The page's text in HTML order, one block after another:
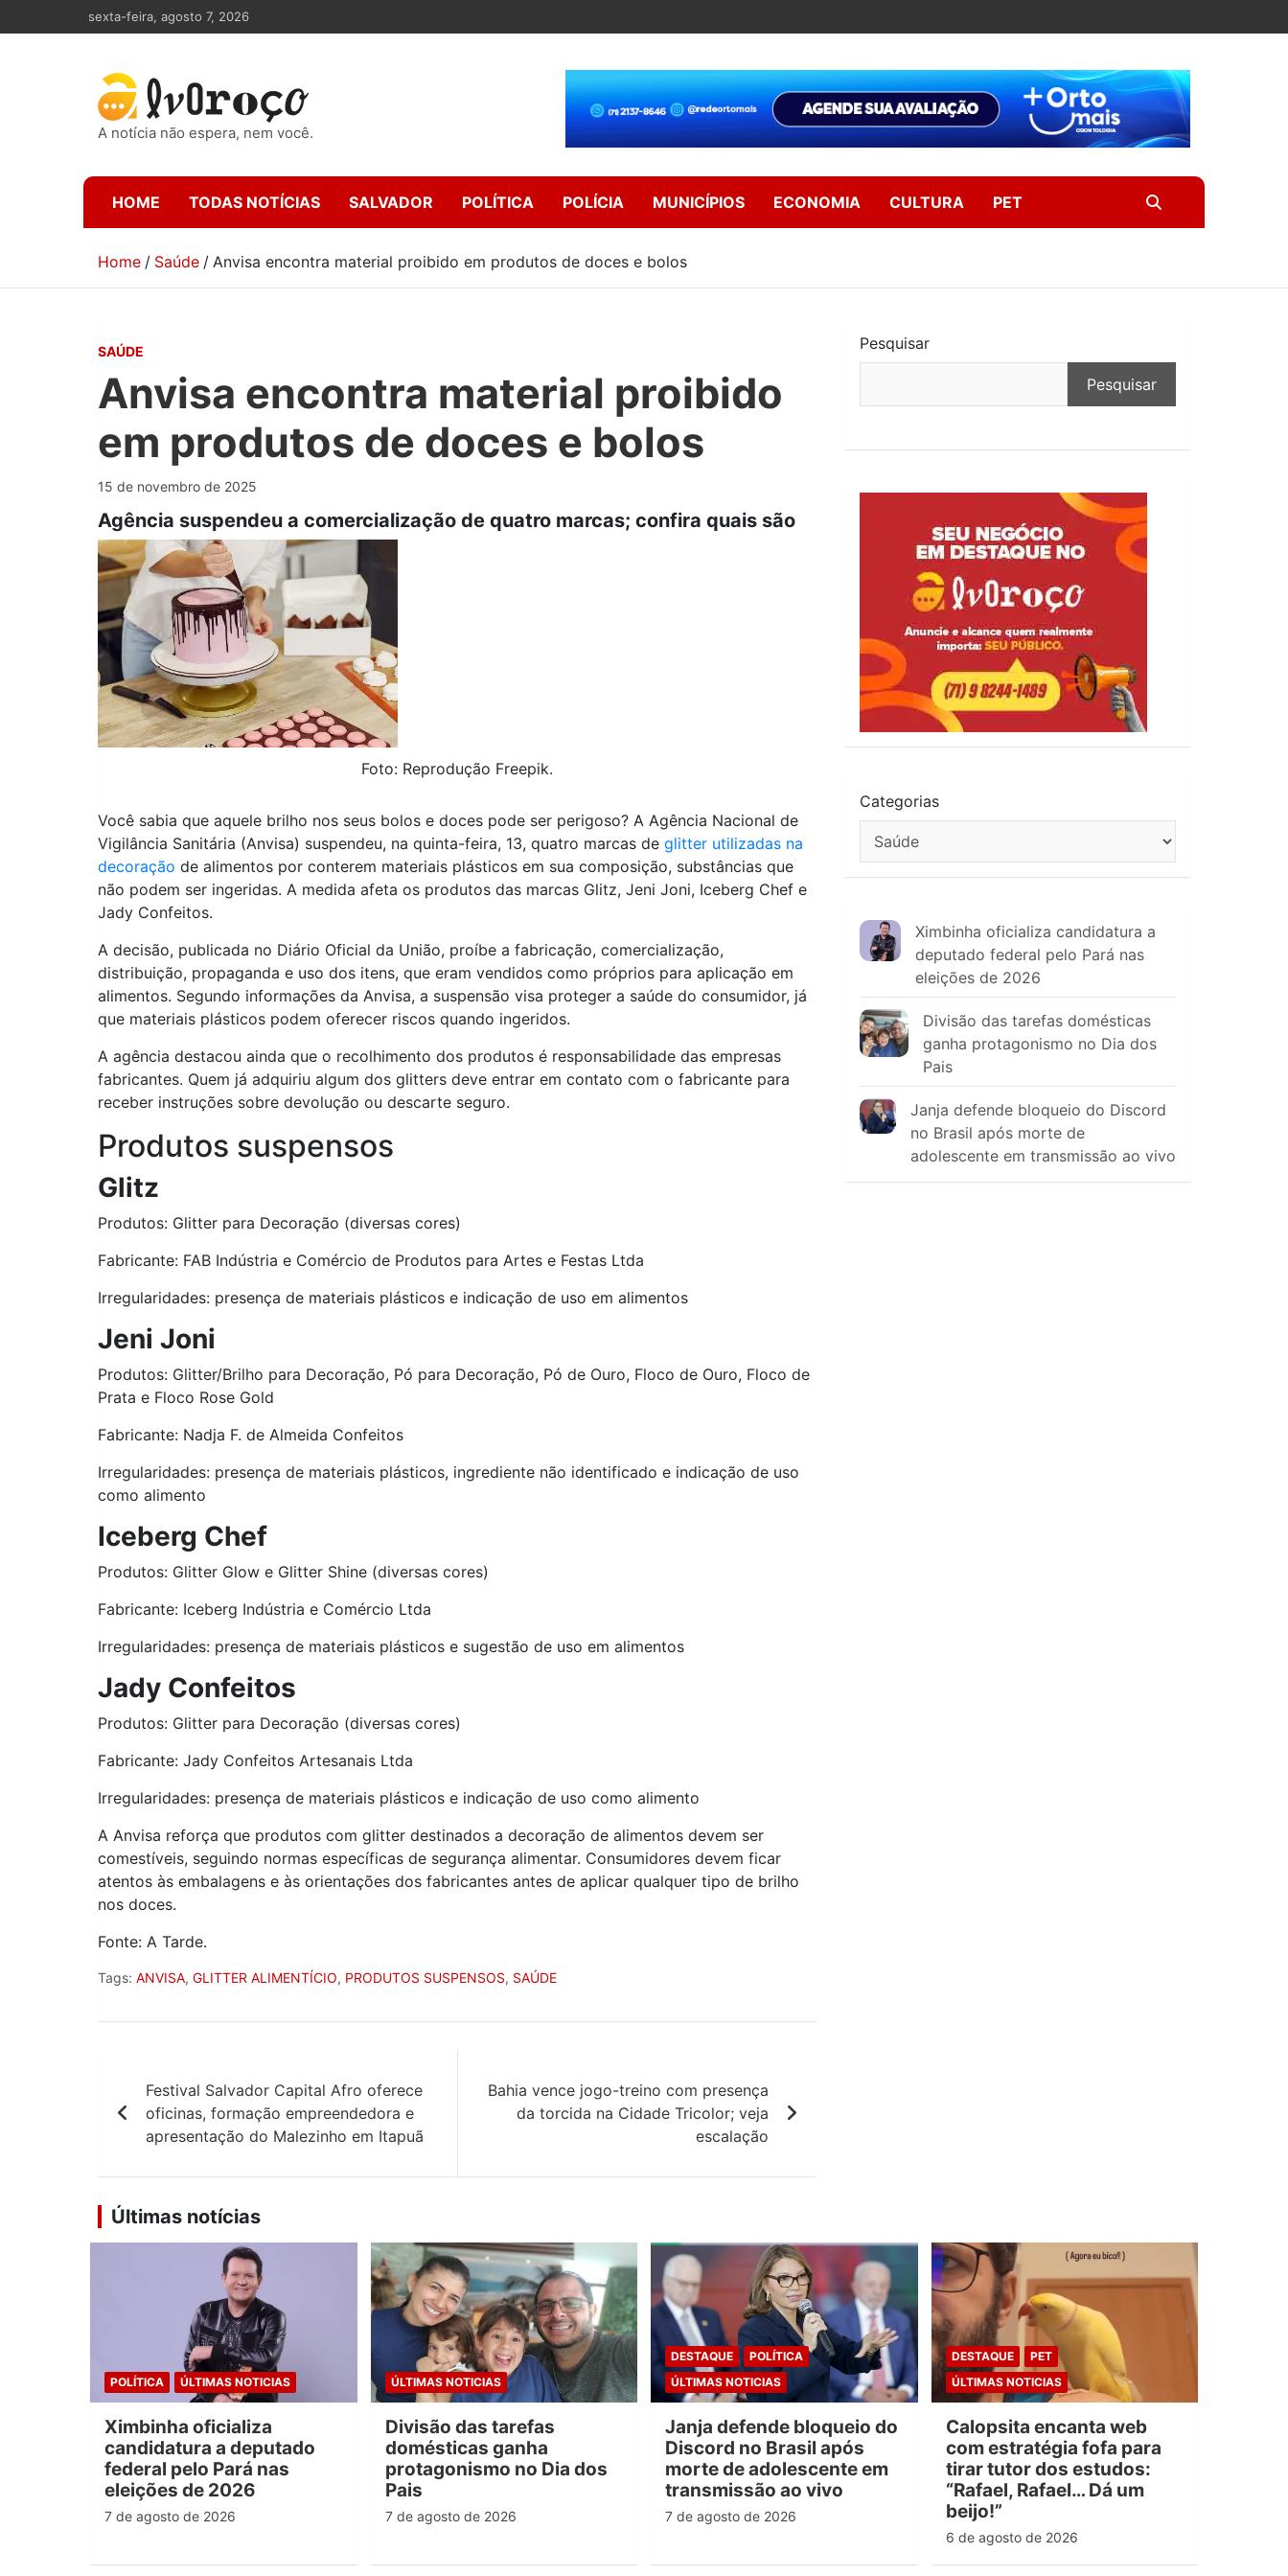
to
sexta-feira, agosto 7, 2026
A notícia não espera, nem você.
HOME TODAS NOTÍCIAS SALVADOR POLÍTICA POLÍCIA MUNICÍPIOS ECONOMIA CULTURA PET
Home Saúde Anvisa encontra material proibido em produtos de doces e bolos
SAÚDE
Anvisa encontra material proibido
em produtos de doces e bolos
15 de novembro de 2025
Agência suspendeu a comercialização de quatro marcas; confira quais são
Foto: Reprodução Freepik.
Você sabia que aquele brilho nos seus bolos e doces pode ser perigoso? A Agência Nacional de
Vigilância Sanitária (Anvisa) suspendeu, na quinta-feira, 13, quatro marcas de glitter utilizadas na
decoração de alimentos por conterem materiais plásticos em sua composição, substâncias que
não podem ser ingeridas. A medida afeta os produtos das marcas Glitz, Jeni Joni, Iceberg Chef e
Jady Confeitos.
A decisão, publicada no Diário Oficial da União, proíbe a fabricação, comercialização,
distribuição, propaganda e uso dos itens, que eram vendidos como próprios para aplicação em
alimentos. Segundo informações da Anvisa, a suspensão visa proteger a saúde do consumidor, já
que materiais plásticos podem oferecer riscos quando ingeridos.
A agência destacou ainda que o recolhimento dos produtos é responsabilidade das empresas
fabricantes. Quem já adquiriu algum dos glitters deve entrar em contato com o fabricante para
receber instruções sobre devolução ou descarte seguro.
Produtos suspensos
Glitz
Produtos: Glitter para Decoração (diversas cores)
Fabricante: FAB Indústria e Comércio de Produtos para Artes e Festas Ltda
Irregularidades: presença de materiais plásticos e indicação de uso em alimentos
Jeni Joni
Produtos: Glitter/Brilho para Decoração, Pó para Decoração, Pó de Ouro, Floco de Ouro, Floco de
Prata e Floco Rose Gold
Fabricante: Nadja F. de Almeida Confeitos
Irregularidades: presença de materiais plásticos, ingrediente não identificado e indicação de uso
como alimento
Iceberg Chef
Produtos: Glitter Glow e Glitter Shine (diversas cores)
Fabricante: Iceberg Indústria e Comércio Ltda
Irregularidades: presença de materiais plásticos e sugestão de uso em alimentos
Jady Confeitos
Produtos: Glitter para Decoração (diversas cores)
Fabricante: Jady Confeitos Artesanais Ltda
Irregularidades: presença de materiais plásticos e indicação de uso como alimento
A Anvisa reforça que produtos com glitter destinados a decoração de alimentos devem ser
comestíveis, seguindo normas específicas de segurança alimentar. Consumidores devem ficar
atentos às embalagens e às orientações dos fabricantes antes de aplicar qualquer tipo de brilho
nos doces.
Fonte: A Tarde.
Tags: ANVISA, GLITTER ALIMENTÍCIO, PRODUTOS SUSPENSOS, SAÚDE
de
Post
Festival Salvador Capital Afro oferece
oficinas, formação empreendedora e
apresentação do Malezinho em Itapuã
Bahia vence jogo-treino com presença
da torcida na Cidade Tricolor; veja
escalação
Pesquisar
Pesquisar
Categorias
Ximbinha oficializa candidatura a
deputado federal pelo Pará nas
eleições de 2026
Divisão das tarefas domésticas
ganha protagonismo no Dia dos
Pais
Janja defende bloqueio do Discord
no Brasil após morte de
adolescente em transmissão ao vivo
Últimas notícias
POLÍTICA ÚLTIMAS NOTICIAS
Ximbinha oficializa
candidatura a deputado
federal pelo Pará nas
eleições de 2026
7 de agosto de 2026
ÚLTIMAS NOTICIAS
Divisão das tarefas
domésticas ganha
protagonismo no Dia dos
Pais
7 de agosto de 2026
DESTAQUE
POLÍTICA
ÚLTIMAS NOTICIAS
Janja defende bloqueio do
Discord no Brasil após
morte de adolescente em
transmissão ao vivo
7 de agosto de 2026
DESTAQUE
PET
ÚLTIMAS NOTICIAS
Calopsita encanta web
com estratégia fofa para
tirar tutor dos estudos:
“Rafael, Rafael… Dá um
beijo!”
6 de agosto de 2026